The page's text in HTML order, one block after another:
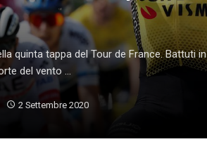
quinta tappa del Tour de France. Battuti
del vento ...
2 Settembre 2020